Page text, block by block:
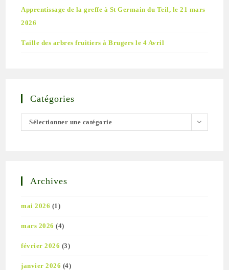
Apprentissage de la greffe à St Germain du Teil, le 21 mars
2026
Taille des arbres fruitiers à Brugers le 4 Avril
Catégories
Sélectionner une catégorie
Archives
mai 2026 (1)
mars 2026 (4)
février 2026 (3)
janvier 2026 (4)